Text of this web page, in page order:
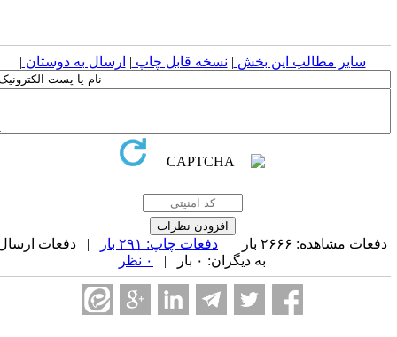
سایر مطالب این بخش | نسخه قابل چاپ| ارسال به دوستان|
دفعات مشاهده: ۲۶۶۶ بار | دفعات چاپ: ۲۹۱ بار
| دفعات ارسال
به دیگران: ۰ بار |